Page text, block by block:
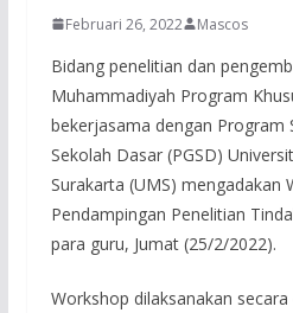
Februari 26, 2022 Mascos
Bidang penelitian dan
Muhammadiyah Program
bekerjasama dengan Program
Sekolah Dasar (PGSD)
Surakarta (UMS) mengadakan
Pendampingan Penelitian
para guru, Jumat (25/2/2022).
Workshop dilaksanakan